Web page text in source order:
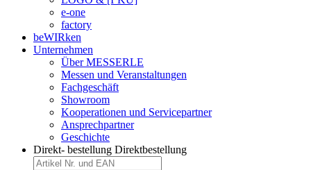
e-one
factory
beWIRken
Unternehmen
Über MESSERLE
Messen und Veranstaltungen
Fachgeschäft
Showroom
Kooperationen und Servicepartner
Ansprechpartner
Geschichte
Direkt- bestellung Direktbestellung